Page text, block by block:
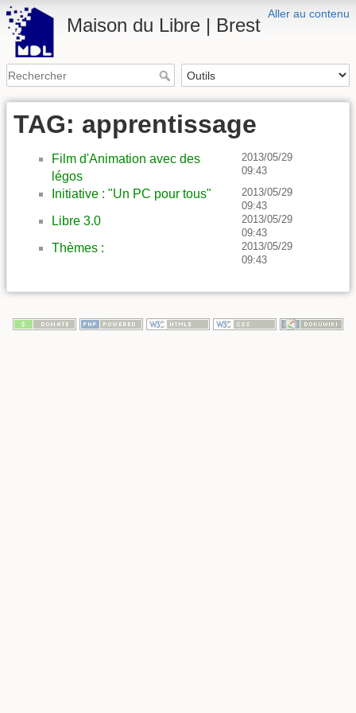
Aller au contenu
Maison du Libre | Brest
TAG: apprentissage
Film d'Animation avec des
légos
2013/05/29
09:43
Initiative : "Un PC pour tous"
2013/05/29
09:43
Libre 3.0
2013/05/29
09:43
Thèmes :
2013/05/29
09:43